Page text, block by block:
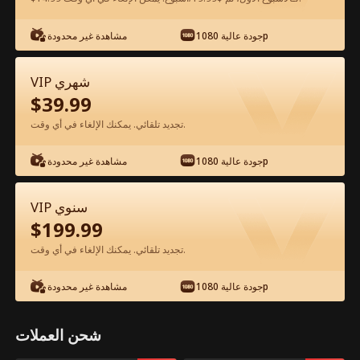
شاهد مجانًا في التطبيق
الحلقة 48 - أموال ودماء في ليلة المصير
الفيلم كامل
1-50 51-70
46 47 48 49 50
مشاهدة غير محدودة جودة عالية 1080p
VIP شهري
$39.99
تجديد تلقائي. يمكنك الإلغاء في أي وقت.
مشاهدة غير محدودة جودة عالية 1080p
VIP سنوي
$199.99
تجديد تلقائي. يمكنك الإلغاء في أي وقت.
مشاهدة غير محدودة جودة عالية 1080p
شحن العملات